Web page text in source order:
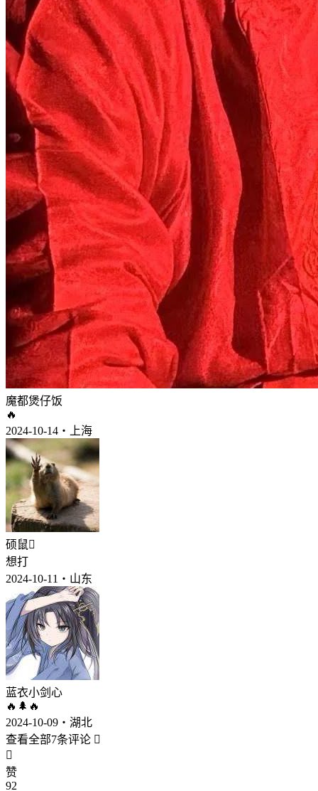
魔都煲仔饭
🔥
2024-10-14・上海
硕鼠
想打
2024-10-11・山东
蓝衣小剑心
🔥🌲🔥
2024-10-09・湖北
查看全部7条评论 

赞
92